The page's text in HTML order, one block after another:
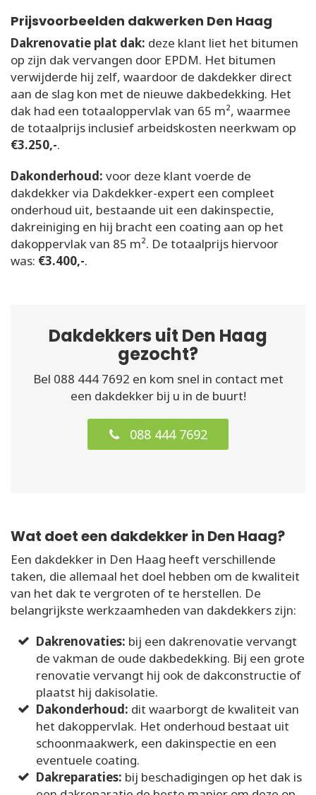
Prijsvoorbeelden dakwerken Den Haag
Dakrenovatie plat dak: deze klant liet het bitumen
op zijn dak vervangen door EPDM. Het bitumen
verwijderde hij zelf, waardoor de dakdekker direct
aan de slag kon met de nieuwe dakbedekking. Het
dak had een totaaloppervlak van 65 m², waarmee
de totaalprijs inclusief arbeidskosten neerkwam op
€3.250,-.
Dakonderhoud: voor deze klant voerde de
dakdekker via Dakdekker-expert een compleet
onderhoud uit, bestaande uit een dakinspectie,
dakreiniging en hij bracht een coating aan op het
dakoppervlak van 85 m². De totaalprijs hiervoor
was: €3.400,-.
Dakdekkers uit Den Haag
gezocht?
Bel 088 444 7692 en kom snel in contact met
een dakdekker bij u in de buurt!
088 444 7692
Wat doet een dakdekker in Den Haag?
Een dakdekker in Den Haag heeft verschillende
taken, die allemaal het doel hebben om de kwaliteit
van het dak te vergroten of te herstellen. De
belangrijkste werkzaamheden van dakdekkers zijn:
Dakrenovaties: bij een dakrenovatie vervangt
de vakman de oude dakbedekking. Bij een grote
renovatie vervangt hij ook de dakconstructie of
plaatst hij dakisolatie.
Dakonderhoud: dit waarborgt de kwaliteit van
het dakoppervlak. Het onderhoud bestaat uit
schoonmaakwerk, een dakinspectie en een
eventuele coating.
Dakreparaties: bij beschadigingen op het dak is